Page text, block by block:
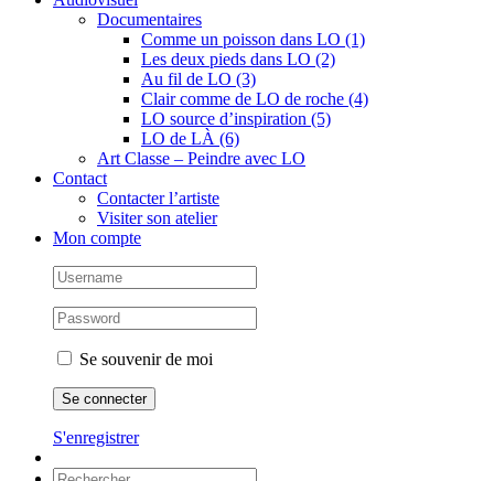
Documentaires
Comme un poisson dans LO (1)
Les deux pieds dans LO (2)
Au fil de LO (3)
Clair comme de LO de roche (4)
LO source d’inspiration (5)
LO de LÀ (6)
Art Classe – Peindre avec LO
Contact
Contacter l’artiste
Visiter son atelier
Mon compte
Se souvenir de moi
S'enregistrer
Rechercher: